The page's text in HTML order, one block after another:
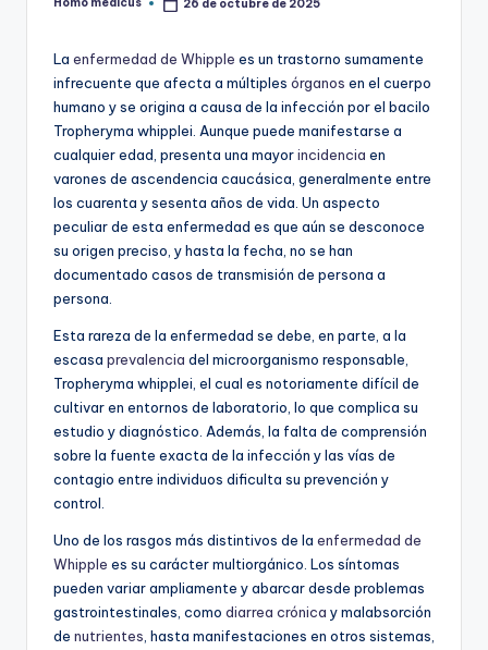
Publicado
Homo medicus 26 de octubre de 2025
La enfermedad de Whipple es un trastorno sumamente
infrecuente que afecta a múltiples órganos en el cuerpo
humano y se origina a causa de la infección por el bacilo
Tropheryma whipplei. Aunque puede manifestarse a
cualquier edad, presenta una mayorincidencia en
varones de ascendencia caucásica, generalmente entre
los cuarenta y sesenta años de vida. Un aspecto
peculiar de esta enfermedad es que aún se desconoce
su origen preciso, y hasta la fecha, no se han
documentado casos de transmisión de persona a
persona.
Esta rareza de la enfermedad se debe, en parte, a la
escasa prevalencia del microorganismo responsable,
Tropheryma whipplei, el cual es notoriamente difícil de
cultivar en entornos de laboratorio, lo que complica su
estudio y diagnóstico. Además, la falta de comprensión
sobre la fuente exacta de la infección y las vías de
contagio entre individuos dificulta su prevención y
control.
Uno de los rasgos más distintivos de la enfermedad de
Whipple es su carácter multiorgánico. Los síntomas
pueden variar ampliamente y abarcar desde problemas
gastrointestinales, como diarrea crónica y malabsorción
de nutrientes , hasta manifestaciones en otros sistemas,